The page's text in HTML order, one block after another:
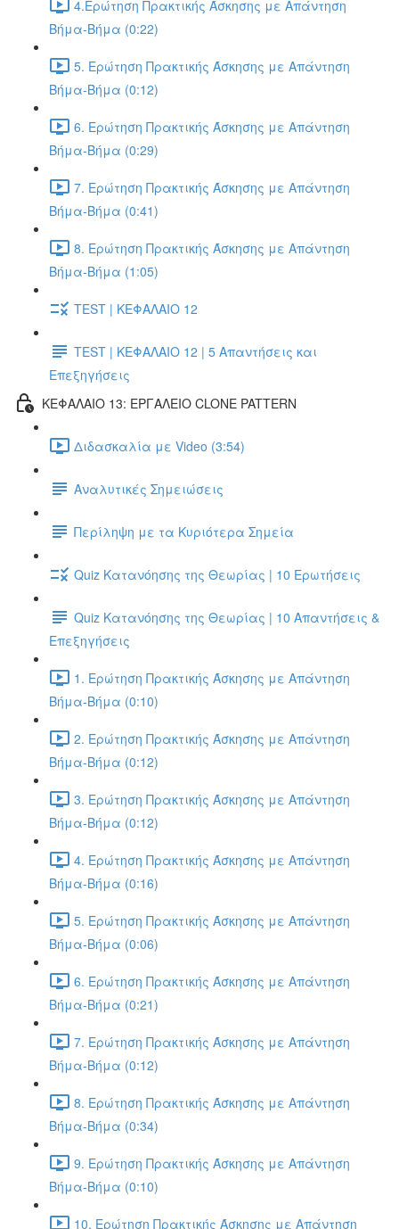
4.Ερώτηση Πρακτικής Άσκησης με Απάντηση
Βήμα-Βήμα (0:22)
5. Ερώτηση Πρακτικής Άσκησης με Απάντηση
Βήμα-Βήμα (0:12)
6. Ερώτηση Πρακτικής Άσκησης με Απάντηση
Βήμα-Βήμα (0:29)
7. Ερώτηση Πρακτικής Άσκησης με Απάντηση
Βήμα-Βήμα (0:41)
8. Ερώτηση Πρακτικής Άσκησης με Απάντηση
Βήμα-Βήμα (1:05)
TEST | ΚΕΦΑΛΑΙΟ 12
TEST | ΚΕΦΑΛΑΙΟ 12 | 5 Απαντήσεις και
Επεξηγήσεις
ΚΕΦΑΛΑΙΟ 13: ΕΡΓΑΛΕΙΟ CLONE PATTERN
Διδασκαλία με Video (3:54)
Αναλυτικές Σημειώσεις
Περίληψη με τα Κυριότερα Σημεία
Quiz Κατανόησης της Θεωρίας | 10 Ερωτήσεις
Quiz Κατανόησης της Θεωρίας | 10 Απαντήσεις &
Επεξηγήσεις
1. Ερώτηση Πρακτικής Άσκησης με Απάντηση
Βήμα-Βήμα (0:10)
2. Ερώτηση Πρακτικής Άσκησης με Απάντηση
Βήμα-Βήμα (0:12)
3. Ερώτηση Πρακτικής Άσκησης με Απάντηση
Βήμα-Βήμα (0:12)
4. Ερώτηση Πρακτικής Άσκησης με Απάντηση
Βήμα-Βήμα (0:16)
5. Ερώτηση Πρακτικής Άσκησης με Απάντηση
Βήμα-Βήμα (0:06)
6. Ερώτηση Πρακτικής Άσκησης με Απάντηση
Βήμα-Βήμα (0:21)
7. Ερώτηση Πρακτικής Άσκησης με Απάντηση
Βήμα-Βήμα (0:12)
8. Ερώτηση Πρακτικής Άσκησης με Απάντηση
Βήμα-Βήμα (0:34)
9. Ερώτηση Πρακτικής Άσκησης με Απάντηση
Βήμα-Βήμα (0:10)
10. Ερώτηση Πρακτικής Άσκησης με Απάντηση